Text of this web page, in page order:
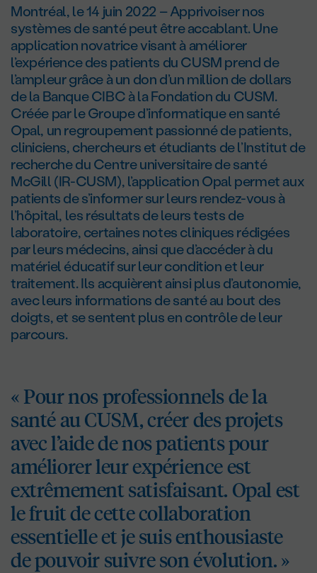
Montréal, le 14 juin 2022 – Apprivoiser nos
systèmes de santé peut être accablant. Une
application novatrice visant à améliorer
l’expérience des patients du CUSM prend de
l’ampleur grâce à un don d’un million de dollars
de la Banque CIBC à la Fondation du CUSM.
Créée par le Groupe d’informatique en santé
Opal, un regroupement passionné de patients,
cliniciens, chercheurs et étudiants de l’Institut de
recherche du Centre universitaire de santé
McGill (IR-CUSM), l’application Opal permet aux
patients de s’informer sur leurs rendez-vous à
l’hôpital, les résultats de leurs tests de
laboratoire, certaines notes cliniques rédigées
par leurs médecins, ainsi que d’accéder à du
matériel éducatif sur leur condition et leur
traitement. Ils acquièrent ainsi plus d’autonomie,
avec leurs informations de santé au bout des
doigts, et se sentent plus en contrôle de leur
parcours.
« Pour nos professionnels de la
santé au CUSM, créer des projets
avec l’aide de nos patients pour
améliorer leur expérience est
extrêmement satisfaisant. Opal est
le fruit de cette collaboration
essentielle et je suis enthousiaste
de pouvoir suivre son évolution. »